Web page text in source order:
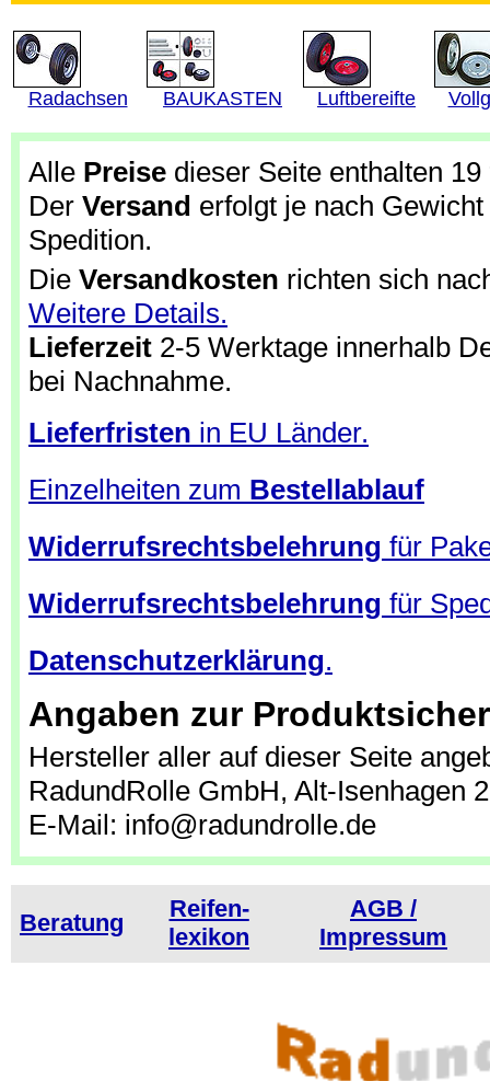
Radachsen BAUKASTEN Luftbereifte
Alle Preise dieser Seite enthalten
Der Versand erfolgt je nach
Spedition.
Die Versandkosten richten sich
Weitere Details.
Lieferzeit 2-5 Werktage innerhalb
bei Nachnahme.
Lieferfristen in EU Länder.
Einzelheiten zum Bestellablauf
Widerrufsrechtsbelehrung für
Widerrufsrechtsbelehrung für
Datenschutzerklärung.
Angaben zur
Hersteller aller auf dieser Seite
RadundRolle GmbH, Alt-Isenhagen
E-Mail: info@radundrolle.de
Beratung
Reifen­
lexikon
AGB /
Impressum